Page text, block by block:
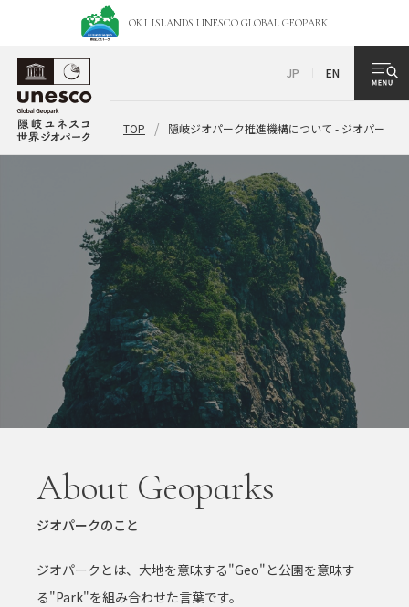
OKI ISLANDS UNESCO GLOBAL GEOPARK
JP EN
TOP 隠岐ジオパーク推進機構について - ジオパーク
About Geoparks
ジオパークのこと
ジオパークとは、大地を意味する"Geo"と公園を意味す
る"Park"を組み合わせた言葉です。